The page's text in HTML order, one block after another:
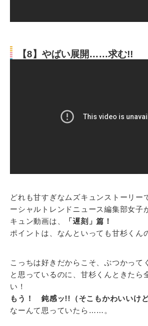
【8】やばい展開……求む!! 【
どれも甘すぎなムズキュンストーリー
ーシャルトレンドニュース編集部女子
キュン動画は、
「遅刻」篇！
ポイントは、なんといっても甘杉くん
こっちは好きだからこそ、ぶつかって
と思っているのに、甘杉くんときたら
い！
もう！ 鈍感ッ!!（そこもかわいいけど
なーんて思っていたら……。